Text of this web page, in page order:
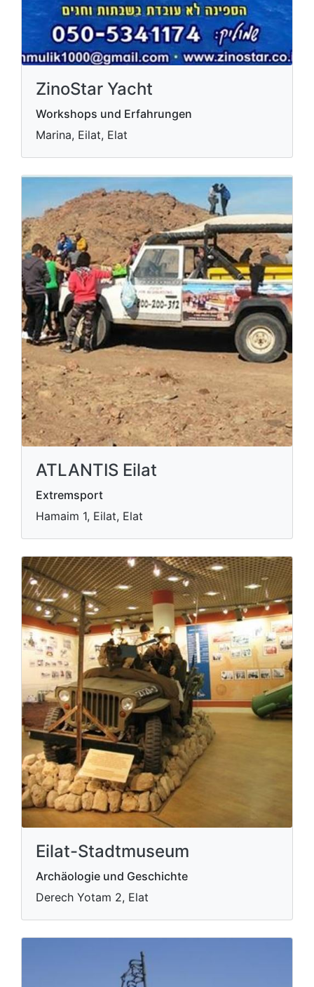
ZinoStar Yacht
Workshops und Erfahrungen
Marina, Eilat, Elat
ATLANTIS Eilat
Extremsport
Hamaim 1, Eilat, Elat
Eilat-Stadtmuseum
Archäologie und Geschichte
Derech Yotam 2, Elat